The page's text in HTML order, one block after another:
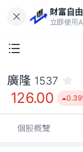
財富自由
立即使用
廣隆 1537
126.00
個股概覽